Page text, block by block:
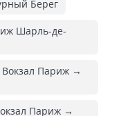
Берег
Шарль-де-
Париж →
Париж →